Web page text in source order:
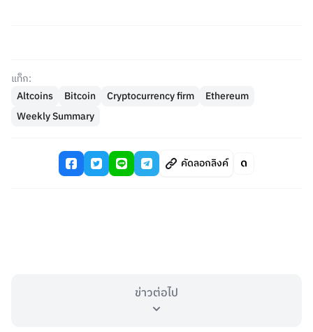
แท็ก:
Altcoins
Bitcoin Cryptocurrency firm
Ethereum
Weekly Summary
คัดลอกลิงค์
ข่าวต่อไป